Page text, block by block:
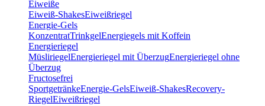
Eiweiße
Eiweiß-ShakesEiweißriegel
Energie-Gels
KonzentratTrinkgelEnergiegels mit Koffein
Energieriegel
MüsliriegelEnergieriegel mit ÜberzugEnergieriegel ohne
Überzug
Fructosefrei
SportgetränkeEnergie-GelsEiweiß-ShakesRecovery-
RiegelEiweißriegel